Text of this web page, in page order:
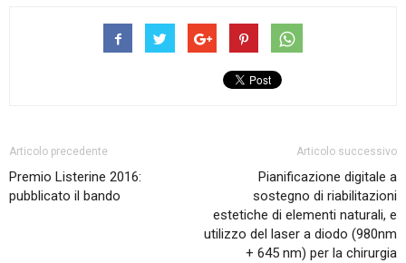
Articolo precedente
Premio Listerine 2016:
pubblicato il bando
Articolo successivo
Pianificazione digitale a
sostegno di riabilitazioni
estetiche di elementi naturali, e
utilizzo del laser a diodo (980nm
+ 645 nm) per la chirurgia